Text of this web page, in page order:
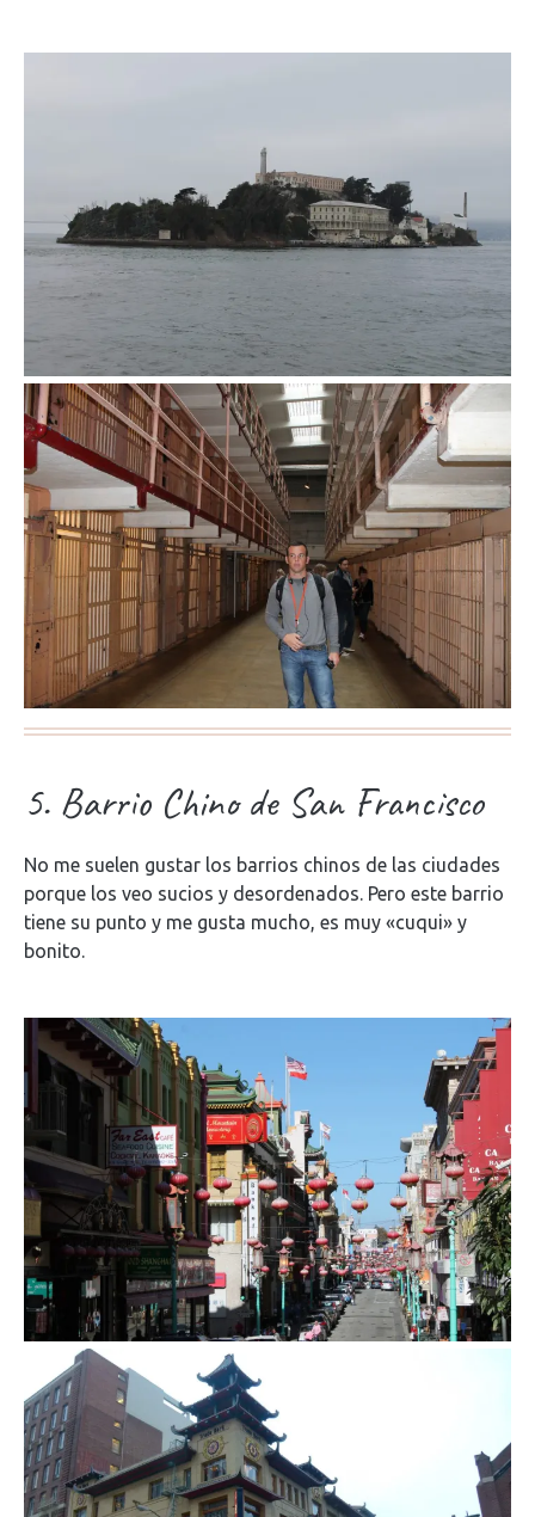
5. Barrio Chino de San Francisco
No me suelen gustar los barrios chinos de las ciudades
porque los veo sucios y desordenados. Pero este barrio
tiene su punto y me gusta mucho, es muy «cuqui» y
bonito.